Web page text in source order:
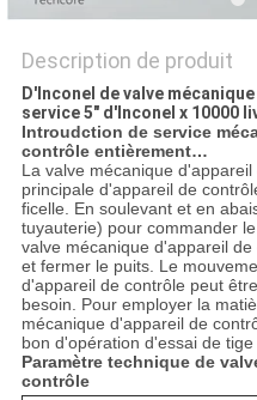
Description de produit
D'Inconel de valve
service 5" d'Inconel x 10000
Introudction de service
contrôle entièrement…
La valve mécanique
principale d'appareil de
ficelle. En soulevant et en
tuyauterie) pour commander
valve mécanique d'appareil
et fermer le puits. Le
d'appareil de contrôle peut
besoin. Pour employer la
mécanique d'appareil de
bon d'opération d'essai de
Paramètre technique de
contrôle